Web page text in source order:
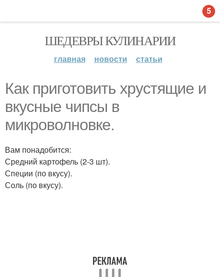
ШЕДЕВРЫ КУЛИНАРИИ
главная новости статьи
Как приготовить хрустящие и
вкусные чипсы в
микроволновке.
Вам понадобится:
Средний картофель (2-3 шт).
Специи (по вкусу).
Соль (по вкусу).
5